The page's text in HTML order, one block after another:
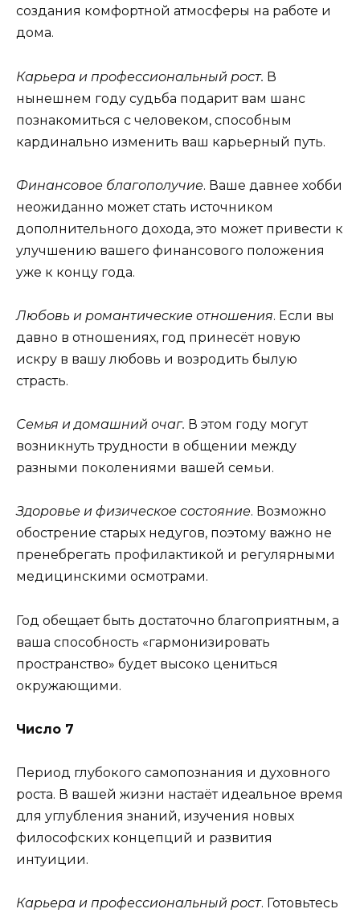
создания комфортной атмосферы на работе и
дома.
Карьера и профессиональный рост. В
нынешнем году судьба подарит вам шанс
познакомиться с человеком, способным
кардинально изменить ваш карьерный путь.
Финансовое благополучие. Ваше давнее хобби
неожиданно может стать источником
дополнительного дохода, это может привести к
улучшению вашего финансового положения
уже к концу года.
Любовь и романтические отношения. Если вы
давно в отношениях, год принесёт новую
искру в вашу любовь и возродить былую
страсть.
Семья и домашний очаг. В этом году могут
возникнуть трудности в общении между
разными поколениями вашей семьи.
Здоровье и физическое состояние. Возможно
обострение старых недугов, поэтому важно не
пренебрегать профилактикой и регулярными
медицинскими осмотрами.
Год обещает быть достаточно благоприятным, а
ваша способность «гармонизировать
пространство» будет высоко цениться
окружающими.
Число 7
Период глубокого самопознания и духовного
роста. В вашей жизни настаёт идеальное время
для углубления знаний, изучения новых
философских концепций и развития
интуиции.
Карьера и профессиональный рост. Готовьтесь